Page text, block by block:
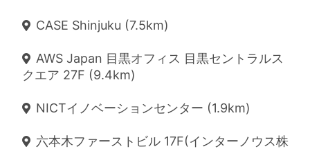
CASE Shinjuku (7.5km)
AWS Japan 目黒オフィス 目黒セントラルス
クエア 27F (9.4km)
NICTイノベーションセンター (1.9km)
六本木ファーストビル 17F(インターノウス株